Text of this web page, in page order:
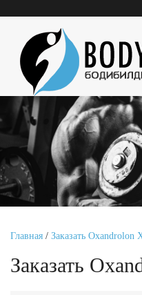
Главная / Заказать Oxandrolon
Заказать